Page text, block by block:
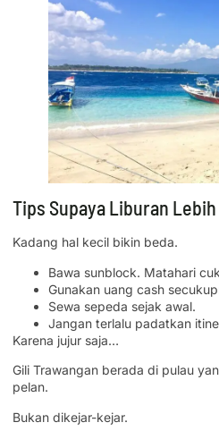
Tips Supaya Liburan
Kadang hal kecil bikin beda.
Bawa sunblock. Matahari
Gunakan uang cash
Sewa sepeda sejak awal.
Jangan terlalu padatkan
Karena jujur saja…
Gili Trawangan berada di pulau
pelan.
Bukan dikejar-kejar.